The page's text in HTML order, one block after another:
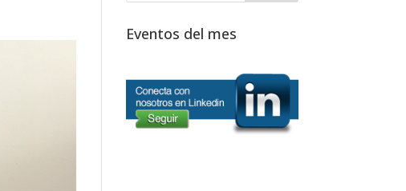
Eventos del mes